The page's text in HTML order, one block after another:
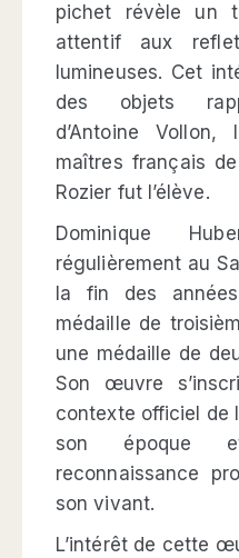
pichet révèle un
attentif aux
lumineuses. Cet
des objets
d’Antoine
maîtres français
Rozier fut l’élève.
Dominique
régulièrement au
la fin des
médaille de
une médaille de
Son œuvre
contexte officiel de
son époque
reconnaissance
son vivant.
L’intérêt de cette